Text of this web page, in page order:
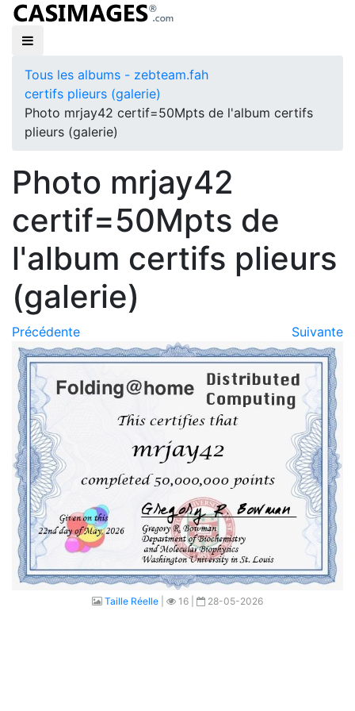
Tous les albums - zebteam.fah
certifs plieurs (galerie)
Photo mrjay42 certif=50Mpts de l'album certifs
plieurs (galerie)
Photo mrjay42
certif=50Mpts de
l'album certifs plieurs
(galerie)
Précédente Suivante
Taille Réelle 16 | 28-05-2026